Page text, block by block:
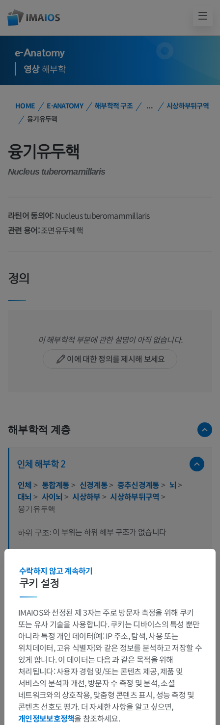
e-Anatomy
영상해부학
HOME E-ANATOMY 해부학적 구조 ...
시상하부뒤구역
융기유두핵
융기유두핵
Nucleus tuberomamillaris
라틴어 동의어:Nucleus tuberomammillaris
관련 용어:조면유두체핵
정의
이 해부학적 부분에 관한 설명이 아직 없습니다.
이에 대한 정의를 제시해 보세요
해부학적 계층
인체 해부학 2
인체> 통합계통> 신경계통> 중추신경계통> 뇌>
대뇌 > 사이뇌 > 시상하부> 시상하부뒤구역 >
융기유두핵
하위 구조: 이 부위는 하위 해부 구조가 없습니다
인체 해부학 1
동물 비교 해부학
번역
쿠키 설정
수락하지 않고 계속하기
IMAIOS와 선정된 제 3자는 주로 방문자 측정을 위해 쿠키
또는 유사 기술을 사용합니다. 쿠키는 디바이스의 특성 뿐만
아니라 특정 개인 데이터(예: IP 주소, 탐색, 사용 또는
위치데이터, 고유 식별자)와 같은 정보를 분석하고 저장할 수
있게 합니다. 이 데이터는 다음 과 같은 목적을 위해
처리됩니다: 사용자 경험 및/또는 콘텐츠 제공, 제품 및
서비스의 분석과 개선, 방문자 수 측정 및 분석, 소셜
네트워크와의 상호작용, 맞춤형 콘텐츠 표시, 성능 측정 및
콘텐츠 선호도 평가. 더 자세한 사항을 알고 싶으면,
개인정보보호정책을 참조하세요.